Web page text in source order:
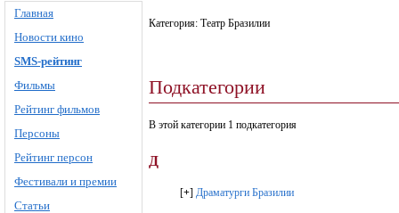
Главная
Новости кино
SMS-рейтинг
Фильмы
Рейтинг фильмов
Персоны
Рейтинг персон
Фестивали и премии
Статьи
Категория: Театр Бразилии
Подкатегории
В этой категории 1 подкатегория
Д
[+] Драматурги Бразилии